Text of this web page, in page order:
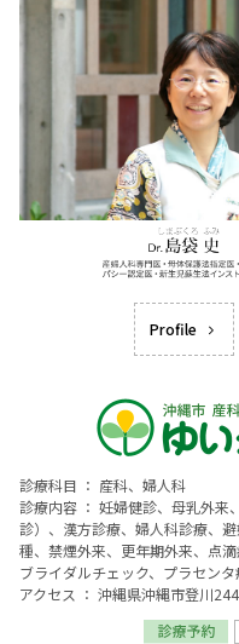
Profile
診療科目 ： 産科、婦人科
診療内容 ： 妊婦健診、母乳外来
診）、漢方診療、婦人科診療、
種、禁煙外来、更年期外来、点
ブライダルチェック、プラセン
アクセス ： 沖縄県沖縄市登川